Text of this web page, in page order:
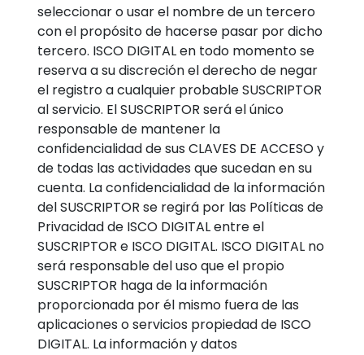
seleccionar o usar el nombre de un tercero
con el propósito de hacerse pasar por dicho
tercero. ISCO DIGITAL en todo momento se
reserva a su discreción el derecho de negar
el registro a cualquier probable SUSCRIPTOR
al servicio. El SUSCRIPTOR será el único
responsable de mantener la
confidencialidad de sus CLAVES DE ACCESO y
de todas las actividades que sucedan en su
cuenta. La confidencialidad de la información
del SUSCRIPTOR se regirá por las Políticas de
Privacidad de ISCO DIGITAL entre el
SUSCRIPTOR e ISCO DIGITAL. ISCO DIGITAL no
será responsable del uso que el propio
SUSCRIPTOR haga de la información
proporcionada por él mismo fuera de las
aplicaciones o servicios propiedad de ISCO
DIGITAL. La información y datos